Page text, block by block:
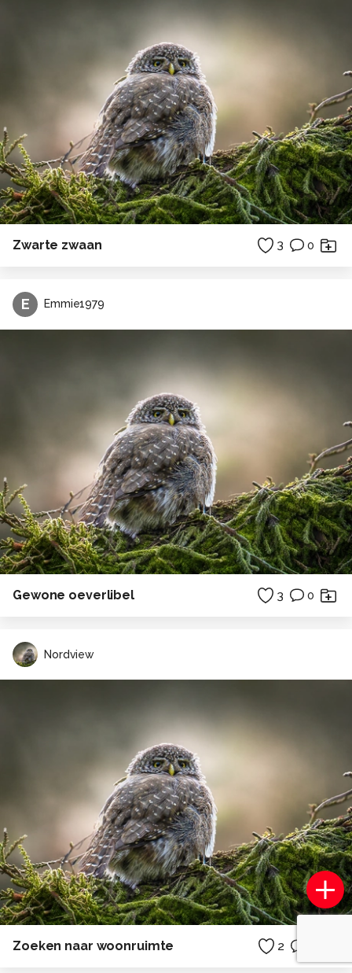
Zwarte zwaan 3 0
E Emmie1979
Gewone oeverlibel 3 0
Nordview
Zoeken naar woonruimte 2